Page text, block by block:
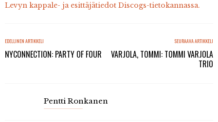
Levyn kappale- ja esittäjätiedot Discogs-tietokannassa.
EDELLINEN ARTIKKELI
NYCONNECTION: PARTY OF FOUR
SEURAAVA ARTIKKELI
VARJOLA, TOMMI: TOMMI VARJOLA
TRIO
Pentti Ronkanen